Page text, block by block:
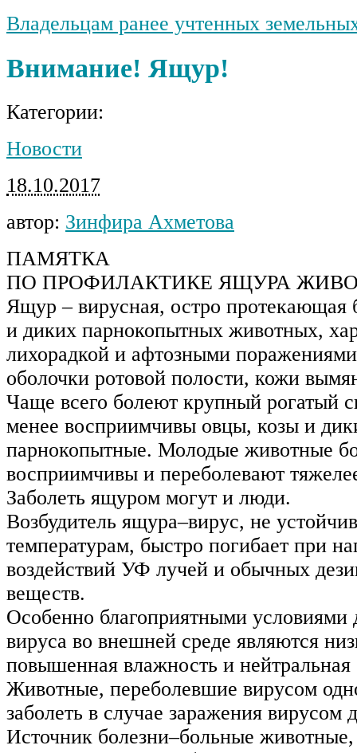
Владельцам ранее учтенных
Внимание! Ящур!
Категории:
Новости
18.10.2017
автор: Зинфира Ахметова
ПАМЯТКА
ПО ПРОФИЛАКТИКЕ ЯЩУРА
Ящур – вирусная, остро протекающая
и диких парнокопытных животных,
лихорадкой и афтозными
оболочки ротовой полости, кожи
Чаще всего болеют крупный рогатый
менее восприимчивы овцы, козы и
парнокопытные. Молодые животные
восприимчивы и переболевают
Заболеть ящуром могут и люди.
Возбудитель ящура–вирус, не
температурам, быстро погибает при
воздействий УФ лучей и обычных
веществ.
Особенно благоприятными условиями
вируса во внешней среде являются
повышенная влажность и нейтральная
Животные, переболевшие вирусом
заболеть в случае заражения вирусом
Источник болезни–больные